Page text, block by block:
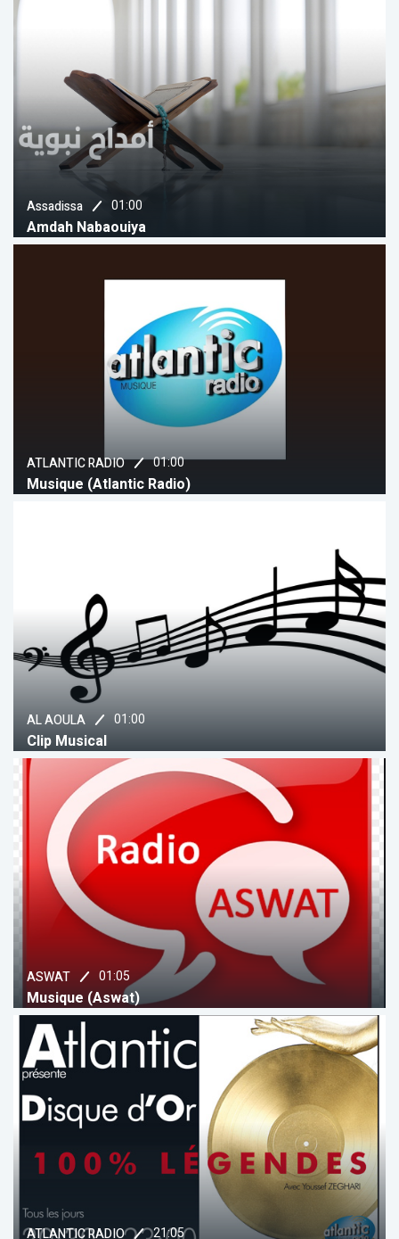
Assadissa 01:00
Amdah Nabaouiya
ATLANTIC RADIO 01:00
Musique (Atlantic Radio)
AL AOULA 01:00
Clip Musical
ASWAT 01:05
Musique (Aswat)
ATLANTIC RADIO 21:05